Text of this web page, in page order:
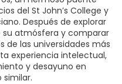
del St John’s College y
Después de explorar
su atmósfera y comparar
de las universidades más
experiencia intelectual,
y desayuno en
similar.